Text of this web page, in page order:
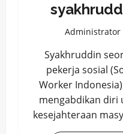
Administrator
Syakhruddin
pekerja sosial
Worker
mengabdikan diri
kesejahteraan